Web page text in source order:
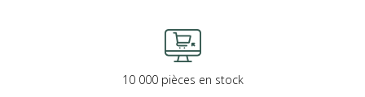
10 000 pièces en stock